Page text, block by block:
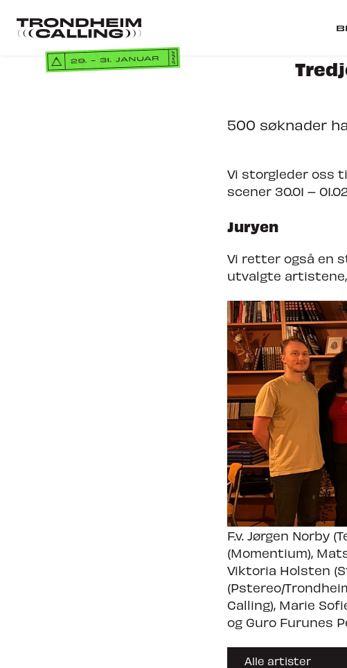
hovedinnhold
Gå
forsiden
NORDIC
Nyheter Om
500 søknader
Vi storgleder oss
scener 30.01 –
Juryen
Vi retter også en
utvalgte
F.v. Jørgen Norby
(Momentium),
Viktoria Holsten
(Pstereo/
Calling), Marie
og Guro Furunes
Alle artister